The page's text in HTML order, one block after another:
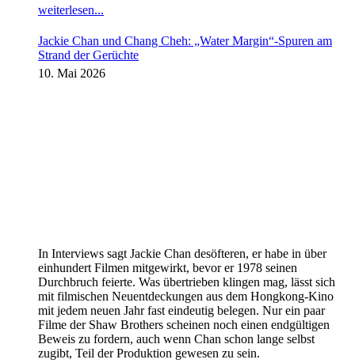
weiterlesen...
Jackie Chan und Chang Cheh: „Water Margin“-Spuren am
Strand der Gerüchte
10. Mai 2026
In Interviews sagt Jackie Chan desöfteren, er habe in über
einhundert Filmen mitgewirkt, bevor er 1978 seinen
Durchbruch feierte. Was übertrieben klingen mag, lässt sich
mit filmischen Neuentdeckungen aus dem Hongkong-Kino
mit jedem neuen Jahr fast eindeutig belegen. Nur ein paar
Filme der Shaw Brothers scheinen noch einen endgültigen
Beweis zu fordern, auch wenn Chan schon lange selbst
zugibt, Teil der Produktion gewesen zu sein.